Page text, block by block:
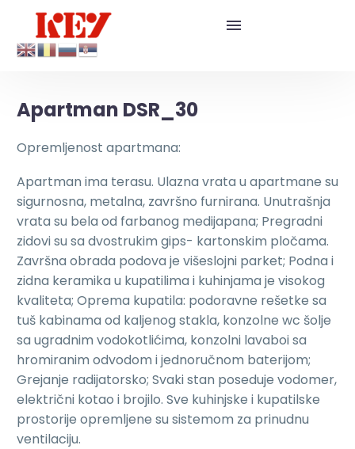
Apartman DSR_30
Opremljenost apartmana:
Apartman ima terasu. Ulazna vrata u apartmane su
sigurnosna, metalna, završno furnirana. Unutrašnja
vrata su bela od farbanog medijapana; Pregradni
zidovi su sa dvostrukim gips- kartonskim pločama.
Završna obrada podova je višeslojni parket; Podna i
zidna keramika u kupatilima i kuhinjama je visokog
kvaliteta; Oprema kupatila: podoravne rešetke sa
tuš kabinama od kaljenog stakla, konzolne wc šolje
sa ugradnim vodokotlićima, konzolni lavaboi sa
hromiranim odvodom i jednoručnom baterijom;
Grejanje radijatorsko; Svaki stan poseduje vodomer,
električni kotao i brojilo. Sve kuhinjske i kupatilske
prostorije opremljene su sistemom za prinudnu
ventilaciju.